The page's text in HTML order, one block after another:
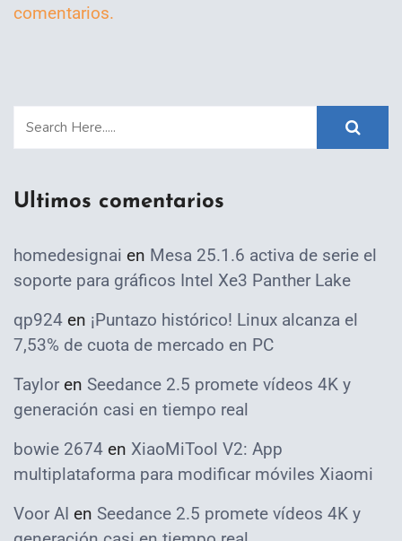
comentarios.
Ultimos comentarios
homedesignai en Mesa 25.1.6 activa de serie el
soporte para gráficos Intel Xe3 Panther Lake
qp924 en ¡Puntazo histórico! Linux alcanza el
7,53% de cuota de mercado en PC
Taylor en Seedance 2.5 promete vídeos 4K y
generación casi en tiempo real
bowie 2674 en XiaoMiTool V2: App
multiplataforma para modificar móviles Xiaomi
Voor AI en Seedance 2.5 promete vídeos 4K y